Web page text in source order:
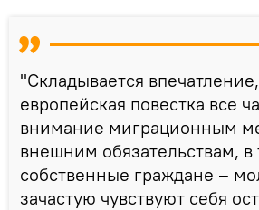
"Складывается
европейская повестка все
внимание миграционным
внешним обязательствам, в
собственные граждане –
зачастую чувствуют себя